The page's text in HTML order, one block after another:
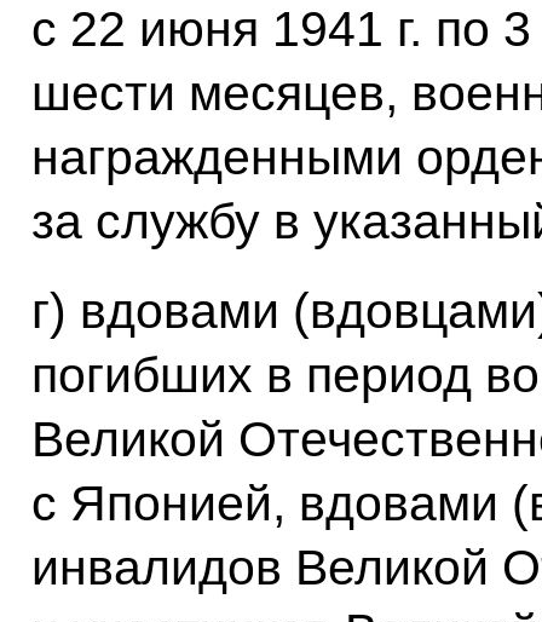
с 22 июня 1941 г. по
шести месяцев,
награжденными
за службу в
г) вдовами
погибших в период
Великой
с Японией, вдовами
инвалидов Великой